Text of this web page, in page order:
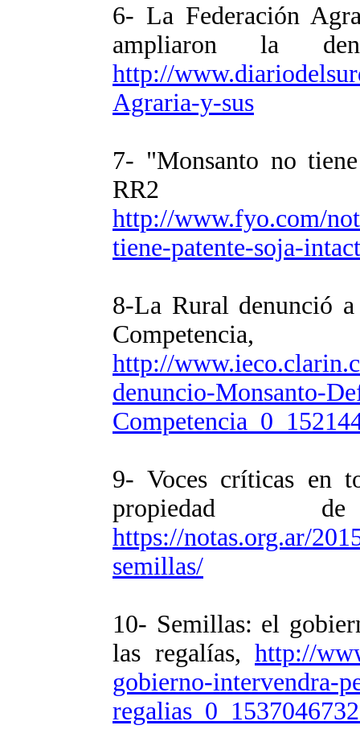
6- La Federación
ampliaron la
http://
Agraria-y-sus
7- "Monsanto no
RR2
http://www.fyo.com/
tiene-patente-soja-
8-La Rural denunció
Competencia,
http://
denuncio-Monsanto-
9- Voces críticas en
propiedad
https://notas.org.ar/
semillas/
10- Semillas: el
las regalías, http://
gobierno-intervendra-